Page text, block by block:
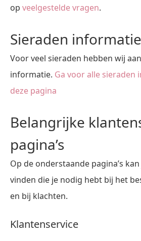
op veelgestelde vragen.
Sieraden informatie
Voor veel sieraden hebben wij
informatie. Ga voor alle sieraden
deze pagina
Belangrijke
pagina’s
Op de onderstaande pagina’s
vinden die je nodig hebt bij het
en bij klachten.
Klantenservice